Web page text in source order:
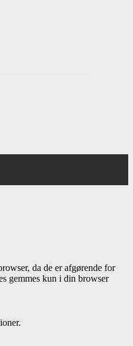
da de er afgørende for
gemmes kun i din browser